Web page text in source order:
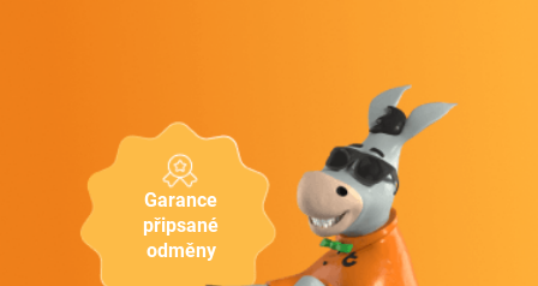
Garance
připsané
odměny